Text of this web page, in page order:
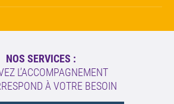
NOS SERVICES :
L’ACCOMPAGNEMENT
À VOTRE BESOIN